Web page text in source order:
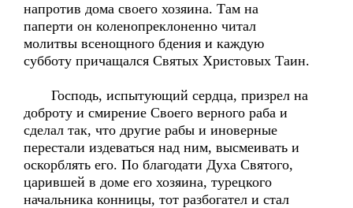
напротив дома своего хозяина. Там на
паперти он коленопреклоненно читал
молитвы всенощного бдения и каждую
субботу причащался Святых Христовых Таин.
Господь, испытующий сердца, призрел на
доброту и смирение Своего верного раба и
сделал так, что другие рабы и иноверные
перестали издеваться над ним, высмеивать и
оскорблять его. По благодати Духа Святого,
царившей в доме его хозяина, турецкого
начальника конницы, тот разбогател и стал